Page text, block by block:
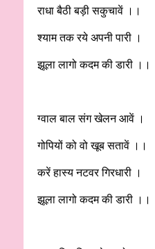
राधा बैठी बड़ी सकुचावें ।।
श्याम तक रये अपनी पारी ।
झूला लागो कदम की डारी ।।
ग्वाल बाल संग खेलन आवें ।
गोपियों को वो खूब सतावें ।।
करें हास्य नटवर गिरधारी ।
झूला लागो कदम की डारी ।।